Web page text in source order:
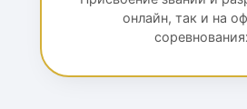
онлайн, так и на